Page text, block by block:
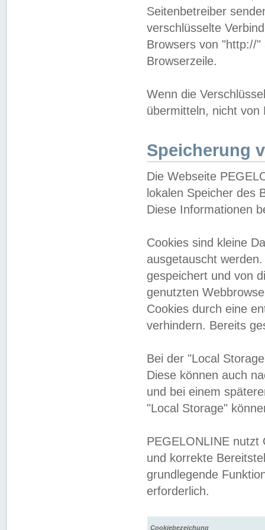
Seitenbetreiber
verschlüsselte
Browsers von "http://
Browserzeile.
Wenn die
übermitteln, nicht von
Speicherung
Die Webseite
lokalen Speicher des
Diese Informationen
Cookies sind kleine
ausgetauscht
gespeichert und von
genutzten
Cookies durch eine
verhindern. Bereits
Bei der "Local
Diese können auch
und bei einem
"Local Storage"
PEGELONLINE nutzt
und korrekte
grundlegende
erforderlich.
Cookiebezeichung